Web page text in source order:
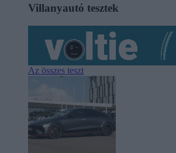
Villanyautó tesztek
Az összes teszt